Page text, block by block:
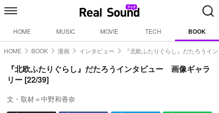
HOME MUSIC MOVIE TECH BOOK
HOME BOOK 漫画 インタビュー 『北欧ふたりぐらし』だたろうイ
『北欧ふたりぐらし』だたろうインタビュー 画像ギャラ
リー [22/39]
文・取材＝中野和香奈